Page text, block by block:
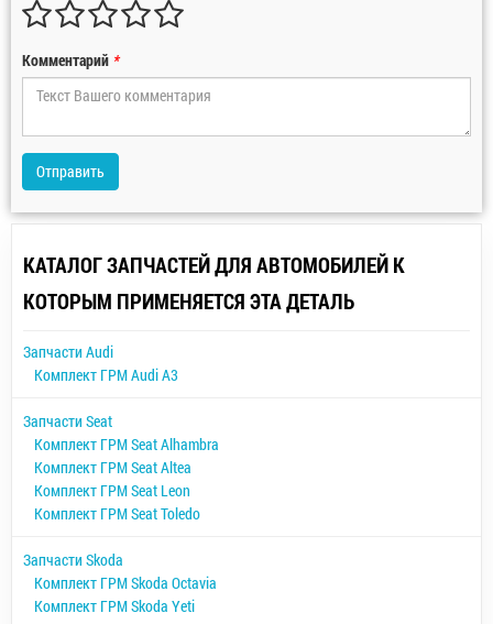
Комментарий *
Отправить
КАТАЛОГ ЗАПЧАСТЕЙ ДЛЯ АВТОМОБИЛЕЙ К
КОТОРЫМ ПРИМЕНЯЕТСЯ ЭТА ДЕТАЛЬ
Запчасти Audi
Комплект ГРМ Audi A3
Запчасти Seat
Комплект ГРМ Seat Alhambra
Комплект ГРМ Seat Altea
Комплект ГРМ Seat Leon
Комплект ГРМ Seat Toledo
Запчасти Skoda
Комплект ГРМ Skoda Octavia
Комплект ГРМ Skoda Yeti